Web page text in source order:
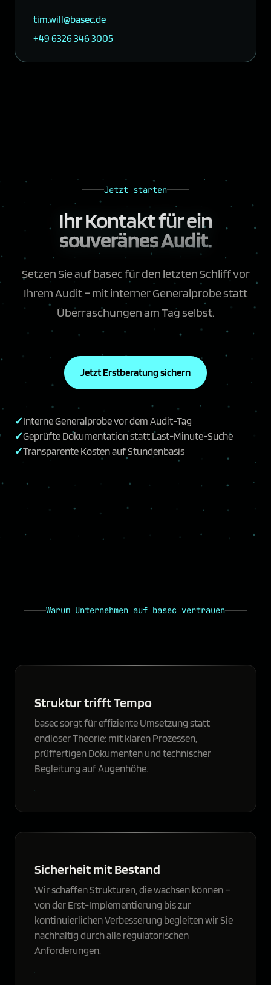
tim.will@basec.de
+49 6326 346 3005
Jetzt starten
Ihr Kontakt für ein
souveränes Audit.
Setzen Sie auf basec für den letzten Schliff vor
Ihrem Audit – mit interner Generalprobe statt
Überraschungen am Tag selbst.
Jetzt Erstberatung sichern
Interne Generalprobe vor dem Audit-Tag
Geprüfte Dokumentation statt Last-Minute-Suche
Transparente Kosten auf Stundenbasis
Warum Unternehmen auf basec vertrauen
Struktur trifft Tempo
basec sorgt für effiziente Umsetzung statt
endloser Theorie: mit klaren Prozessen,
prüffertigen Dokumenten und technischer
Begleitung auf Augenhöhe.
Sicherheit mit Bestand
Wir schaffen Strukturen, die wachsen können –
von der Erst-Implementierung bis zur
kontinuierlichen Verbesserung begleiten wir Sie
nachhaltig durch alle regulatorischen
Anforderungen.